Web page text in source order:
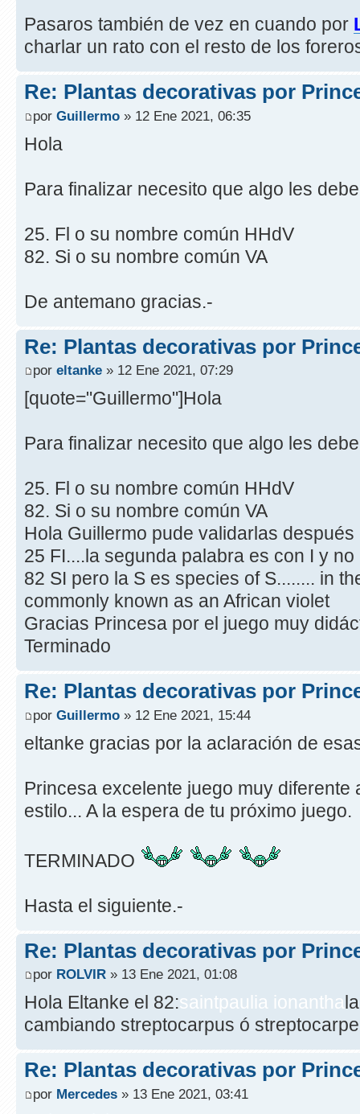
Pasaros también de vez en cuando por
charlar un rato con el resto de los
Re: Plantas decorativas por
por Guillermo » 12 Ene 2021, 06:35
Hola
Para finalizar necesito que algo les
25. Fl o su nombre común HHdV
82. Si o su nombre común VA
De antemano gracias.-
Re: Plantas decorativas por
por eltanke » 12 Ene 2021, 07:29
[quote="Guillermo"]Hola
Para finalizar necesito que algo les
25. Fl o su nombre común HHdV
82. Si o su nombre común VA
Hola Guillermo pude validarlas
25 FI....la segunda palabra es con I y no
82 SI pero la S es species of S........ in
commonly known as an African violet
Gracias Princesa por el juego muy
Terminado
Re: Plantas decorativas por
por Guillermo » 12 Ene 2021, 15:44
eltanke gracias por la aclaración de
Princesa excelente juego muy
estilo... A la espera de tu próximo juego.
TERMINADO
Hasta el siguiente.-
Re: Plantas decorativas por
por ROLVIR » 13 Ene 2021, 01:08
Hola Eltanke el 82:saintpaulia ionantha
cambiando streptocarpus ó
Re: Plantas decorativas por
por Mercedes » 13 Ene 2021, 03:41